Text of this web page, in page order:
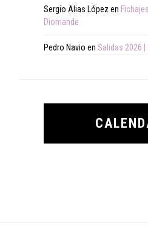
Sergio Alias López en
Diomande
Pedro Navio en Salidas 2026